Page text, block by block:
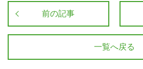
前の記事
一覧へ戻る